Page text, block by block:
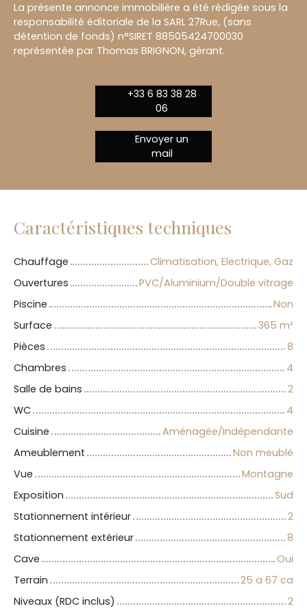
La présente annonce immobilière a été rédigée sous la
responsabilité éditoriale de la SARL 27Rue, (sans
détention de fonds) n°SIRET 88505424700030
représentée par Thomas BRIGNON, gérant.
+33 6 83 38 28
06
Envoyer un
mail
Caractéristiques techniques
Chauffage
Climatisation, Electrique, Gaz
Ouvertures
PVC/Aluminium/Double vitrage
Piscine
Non
Surface
365 m²
Pièces
8
Chambres
4
Salle de bains
2
WC
4
Cuisine
Aménagée/Indépendante
Ameublement
Non meublé
Vue
Montagne
Exposition
Sud
Stationnement intérieur
2
Stationnement extérieur
8
Cave
Oui
Terrain
25 a 67 ca
Niveaux (RDC inclus)
2